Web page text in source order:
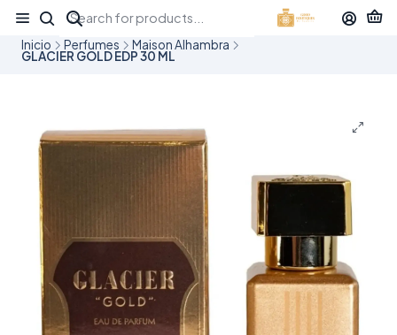
¡APROVECHA NUESTRAS OFERTAS EN TUBBEES ESTE DÍA DEL NIÑO!
Inicio Perfumes Maison Alhambra
GLACIER GOLD EDP 30 ML